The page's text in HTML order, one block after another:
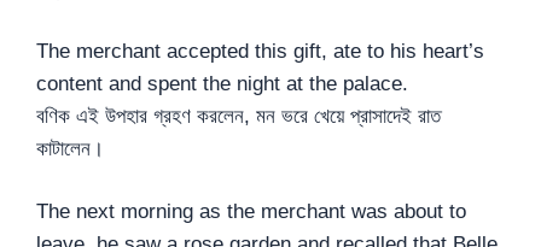
The merchant accepted this gift, ate to his heart’s
content and spent the night at the palace.
বণিক এই উপহার গ্রহণ করলেন, মন ভরে খেয়ে প্রাসাদেই রাত
কাটালেন।
The next morning as the merchant was about to